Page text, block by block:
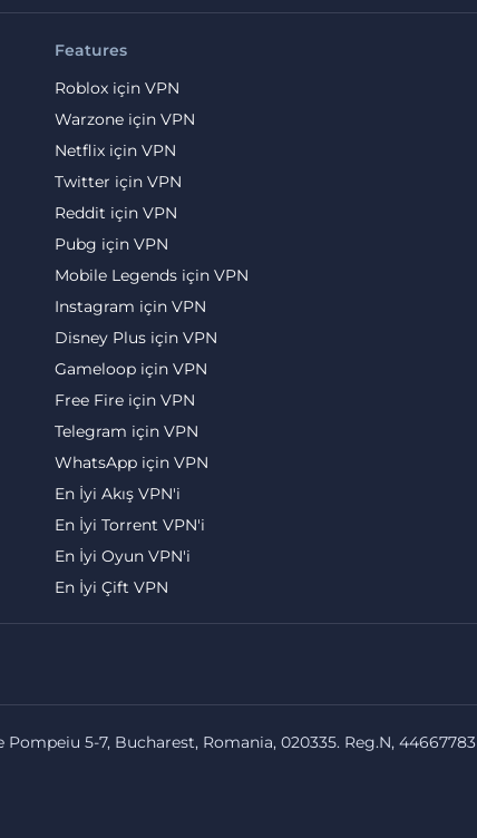
Features
Roblox için VPN
Warzone için VPN
Netflix için VPN
Twitter için VPN
Reddit için VPN
Pubg için VPN
Mobile Legends için VPN
Instagram için VPN
Disney Plus için VPN
Gameloop için VPN
Free Fire için VPN
Telegram için VPN
WhatsApp için VPN
En İyi Akış VPN'i
En İyi Torrent VPN'i
En İyi Oyun VPN'i
En İyi Çift VPN
5-7, Bucharest, Romania, 020335. Reg.N, 44667783